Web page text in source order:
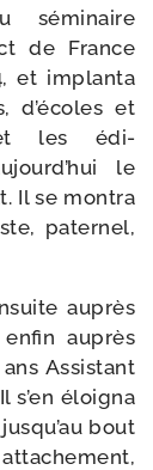
sémi­naire
de France
et implan­ta
d’écoles et
et les édi­
le
Il se mon­tra
pater­nel,
auprès
auprès
Assistant
s’en éloi­gna
bout